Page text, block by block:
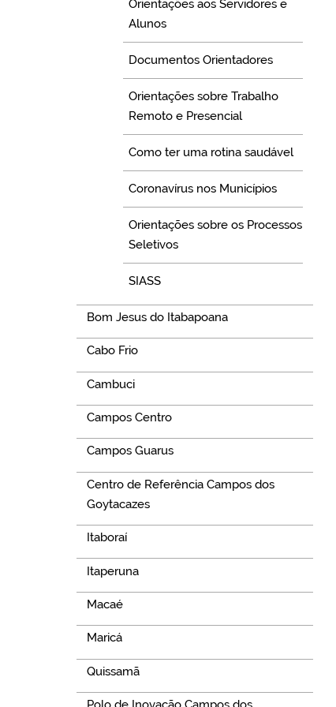
Orientações aos Servidores e
Alunos
Documentos Orientadores
Orientações sobre Trabalho
Remoto e Presencial
Como ter uma rotina saudável
Coronavírus nos Municípios
Orientações sobre os Processos
Seletivos
SIASS
Bom Jesus do Itabapoana
Cabo Frio
Cambuci
Campos Centro
Campos Guarus
Centro de Referência Campos dos
Goytacazes
Itaboraí
Itaperuna
Macaé
Maricá
Quissamã